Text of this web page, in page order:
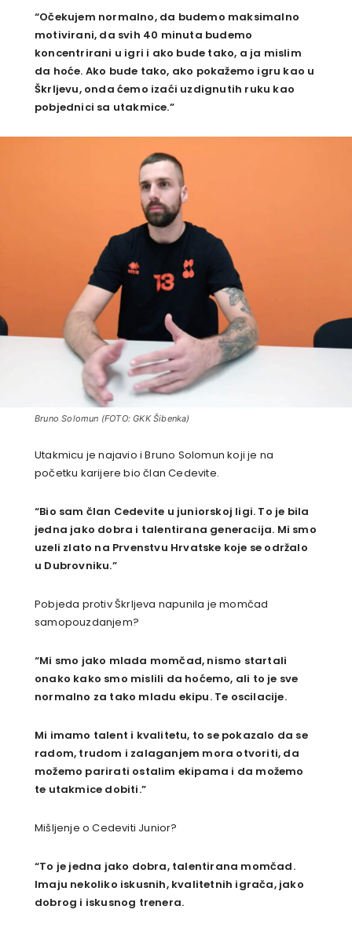
“Očekujem normalno, da budemo maksimalno
motivirani, da svih 40 minuta budemo
koncentrirani u igri i ako bude tako, a ja mislim
da hoće. Ako bude tako, ako pokažemo igru kao u
Škrljevu, onda ćemo izaći uzdignutih ruku kao
pobjednici sa utakmice.”
Bruno Solomun (FOTO: GKK Šibenka)
Utakmicu je najavio i Bruno Solomun koji je na
početku karijere bio član Cedevite.
“Bio sam član Cedevite u juniorskoj ligi. To je bila
jedna jako dobra i talentirana generacija. Mi smo
uzeli zlato na Prvenstvu Hrvatske koje se održalo
u Dubrovniku.”
Pobjeda protiv Škrljeva napunila je momčad
samopouzdanjem?
“Mi smo jako mlada momčad, nismo startali
onako kako smo mislili da hoćemo, ali to je sve
normalno za tako mladu ekipu. Te oscilacije.
Mi imamo talent i kvalitetu, to se pokazalo da se
radom, trudom i zalaganjem mora otvoriti, da
možemo parirati ostalim ekipama i da možemo
te utakmice dobiti.”
Mišljenje o Cedeviti Junior?
“To je jedna jako dobra, talentirana momčad.
Imaju nekoliko iskusnih, kvalitetnih igrača, jako
dobrog i iskusnog trenera.